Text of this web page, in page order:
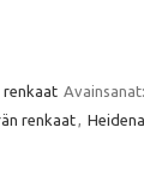
renkaat Avainsanat:
renkaat,